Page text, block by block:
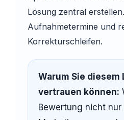
Lösung zentral
Aufnahmetermine und
Korrekturschleifen.
Warum Sie diesem
vertrauen können:
Bewertung nicht nur